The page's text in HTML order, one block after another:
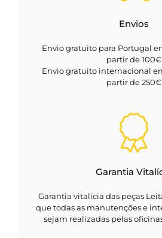
Envios
Envio gratuito para Portugal
partir de 100€
Envio gratuito internacional
partir de 250€
Garantia
Garantia vitalícia das peças
que todas as manutenções e
sejam realizadas pelas